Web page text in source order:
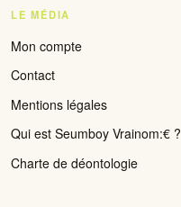
LE MÉDIA
Mon compte
Contact
Mentions légales
Qui est Seumboy Vrainom:€ ?
Charte de déontologie